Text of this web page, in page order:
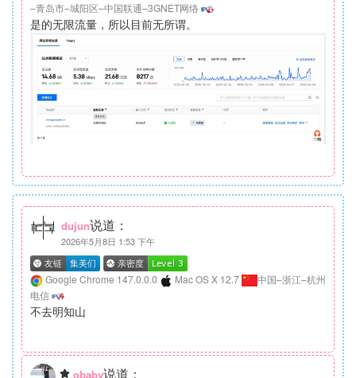
–青岛市–城阳区–中国联通–3GNET网络
是的无限流量，所以目前无所谓。
dujun说道：
2026年5月8日 1:53 下午
Google Chrome 147.0.0.0 Mac OS X 12.7
中国–浙江–杭州
电信
不去明知山
obaby说道：